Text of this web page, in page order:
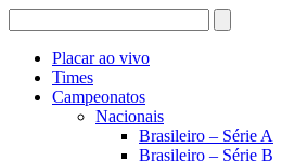
Placar ao vivo
Times
Campeonatos
Nacionais
Brasileiro – Série A
Brasileiro – Série B